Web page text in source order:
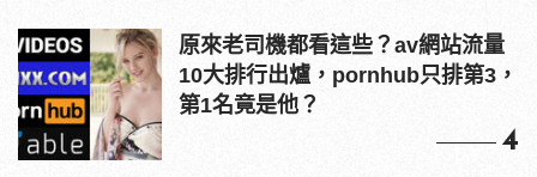
原來老司機都看這些？av網站流量
10大排行出爐，pornhub只排第3，
第1名竟是他？
4